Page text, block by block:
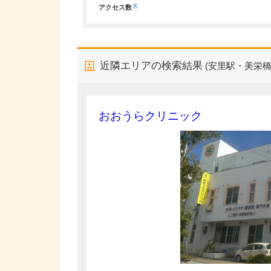
アクセス数※
近隣エリアの検索結果 (安里駅・美栄
おおうらクリニック